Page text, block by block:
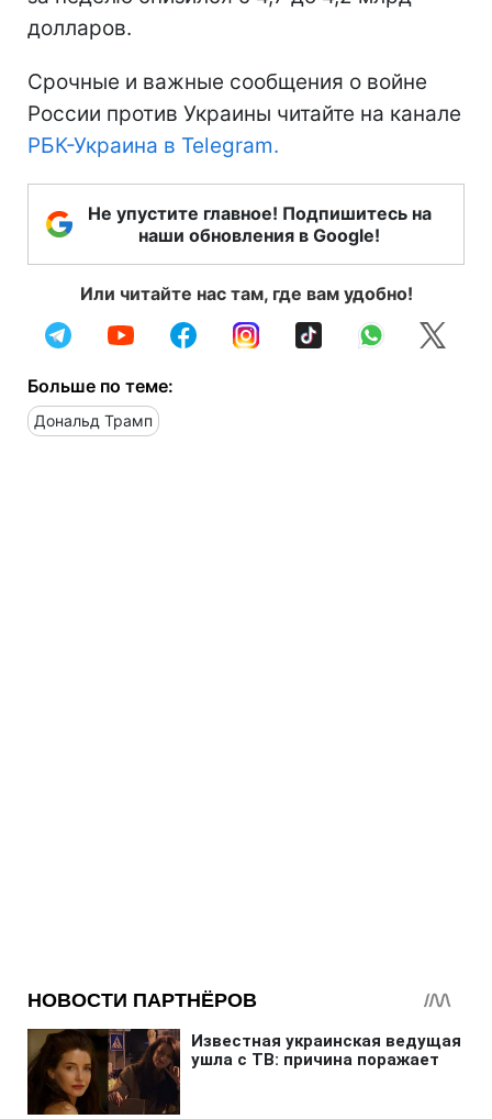
долларов.
Срочные и важные сообщения о войне
России против Украины читайте на канале
РБК-Украина в Telegram.
Не упустите главное! Подпишитесь на
наши обновления в Google!
Или читайте нас там, где вам удобно!
Больше по теме:
Дональд Трамп